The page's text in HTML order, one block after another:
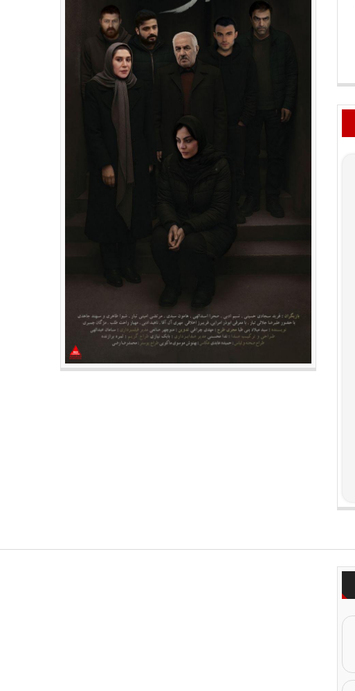
سینمایی «غیبت موجه»
«لاک‌پشت و حلزون» اعلام شد